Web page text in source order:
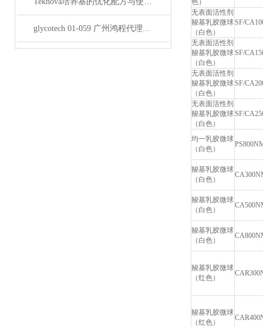
glycotech 01-059 广州鸿程代理：开启糖生物学研究新征程
色）
无表面活性剂
羧基乳胶微球
（白色）
SF/
无表面活性剂
羧基乳胶微球
（白色）
SF/
无表面活性剂
羧基乳胶微球
（白色）
SF/
无表面活性剂
羧基乳胶微球
（白色）
SF/
均一乳胶微球
（白色）
羧基乳胶微球
（白色）
羧基乳胶微球
（白色）
羧基乳胶微球
（白色）
羧基乳胶微球
（红色）
羧基乳胶微球
（红色）